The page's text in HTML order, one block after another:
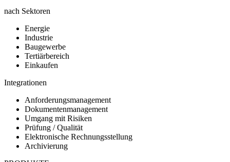
nach Sektoren
Energie
Industrie
Baugewerbe
Tertiärbereich
Einkaufen
Integrationen
Anforderungsmanagement
Dokumentenmanagement
Umgang mit Risiken
Prüfung / Qualität
Elektronische Rechnungsstellung
Archivierung